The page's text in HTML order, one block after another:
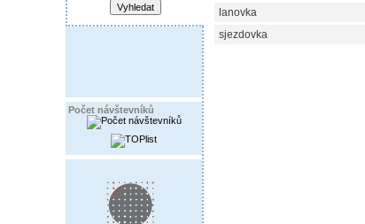
Počet návštevníků
lanovka
sjezdovka